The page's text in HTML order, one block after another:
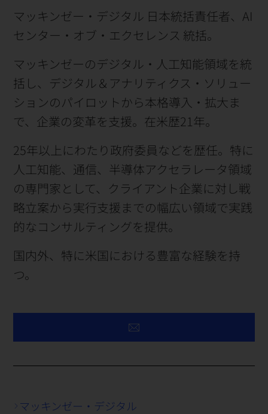
マッキンゼー・デジタル 日本統括責任者、AI
センター・オブ・エクセレンス 統括。
マッキンゼーのデジタル・人工知能領域を統
括し、デジタル＆アナリティクス・ソリュー
ションのパイロットから本格導入・拡大ま
で、企業の変革を支援。在米歴21年。
25年以上にわたり政府委員などを歴任。特に
人工知能、通信、半導体アクセラレータ領域
の専門家として、クライアント企業に対し戦
略立案から実行支援までの幅広い領域で実践
的なコンサルティングを提供。
国内外、特に米国における豊富な経験を持
つ。
マッキンゼー・デジタル